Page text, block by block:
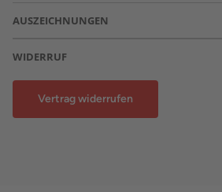
AUSZEICHNUNGEN
WIDERRUF
Vertrag widerrufen